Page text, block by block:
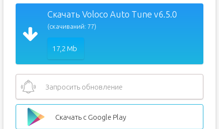
Скачать Voloco Auto Tune v6.5.0
(скачиваний: 77)
17,2 Mb
Запросить обновление
Скачать с Google Play